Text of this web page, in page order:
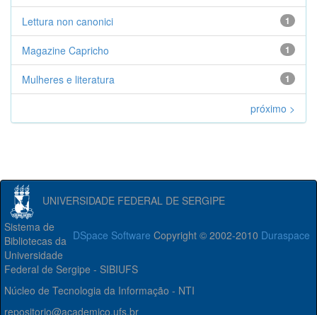
1
Lettura non canonici
1
Magazine Capricho
1
Mulheres e literatura
próximo >
UNIVERSIDADE FEDERAL DE SERGIPE
DSpace Software Copyright © 2002-2010 Duraspace
Sistema de
Bibliotecas da
Universidade
Federal de Sergipe - SIBIUFS
Núcleo de Tecnologia da Informação - NTI
repositorio@academico.ufs.br